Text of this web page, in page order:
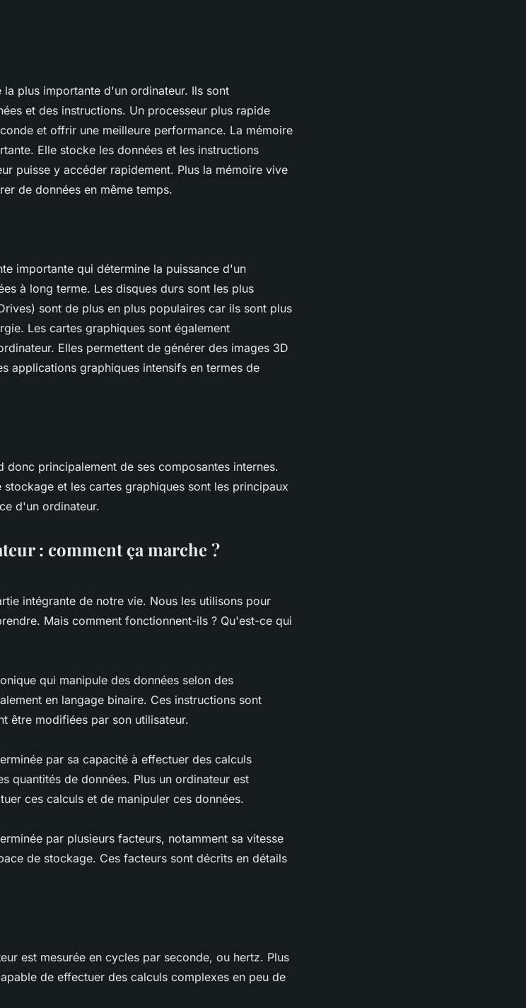
plus importante d'un ordinateur. Ils sont
et des instructions. Un processeur plus rapide
et offrir une meilleure performance. La mémoire
Elle stocke les données et les instructions
puisse y accéder rapidement. Plus la mémoire vive
de données en même temps.
importante qui détermine la puissance d'un
à long terme. Les disques durs sont les plus
sont de plus en plus populaires car ils sont plus
Les cartes graphiques sont également
Elles permettent de générer des images 3D
applications graphiques intensifs en termes de
donc principalement de ses composantes internes.
et les cartes graphiques sont les principaux
d'un ordinateur.
: comment ça marche ?
intégrante de notre vie. Nous les utilisons pour
Mais comment fonctionnent-ils ? Qu'est-ce qui
qui manipule des données selon des
en langage binaire. Ces instructions sont
être modifiées par son utilisateur.
par sa capacité à effectuer des calculs
quantités de données. Plus un ordinateur est
ces calculs et de manipuler ces données.
par plusieurs facteurs, notamment sa vitesse
de stockage. Ces facteurs sont décrits en détails
est mesurée en cycles par seconde, ou hertz. Plus
de effectuer des calculs complexes en peu de